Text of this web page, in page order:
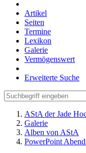
Artikel
Seiten
Termine
Lexikon
Galerie
Vermögenswert
Erweiterte Suche
AStA der Jade
Galerie
Alben von AStA
PowerPoint